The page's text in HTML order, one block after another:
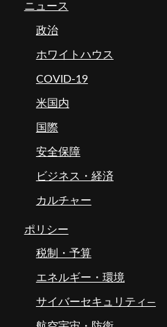
ニュース
政治
ホワイトハウス
COVID-19
米国内
国際
安全保障
ビジネス・経済
カルチャー
ポリシー
税制・予算
エネルギー・環境
サイバーセキュリティ―